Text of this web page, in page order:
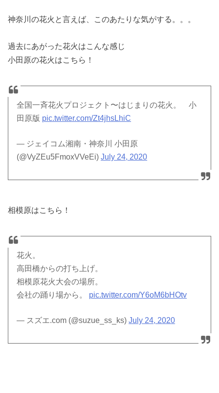
神奈川の花火と言えば、このあたりな気がする。。。
過去にあがった花火はこんな感じ
小田原の花火はこちら！
全国一斉花火プロジェクト〜はじまりの花火。 小
田原版 pic.twitter.com/Zt4jhsLhiC
— ジェイコム湘南・神奈川 小田原
(@VyZEu5FmoxVVeEi)July 24, 2020
相模原はこちら！
花火。
高田橋からの打ち上げ。
相模原花火大会の場所。
会社の踊り場から。 pic.twitter.com/Y6oM6bHOtv
— スズエ.com (@suzue_ss_ks)July 24, 2020